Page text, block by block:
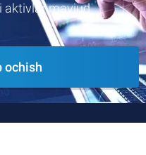
aktivlar mavjud.
ochish